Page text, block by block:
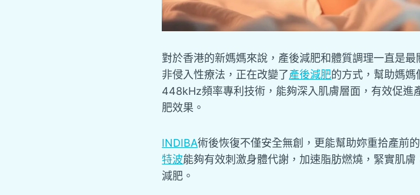
對於香港的新媽媽來說，產後減肥和體質調理一直是最
非侵入性療法，正在改變了產後減肥的方式，幫助媽
448kHz頻率專利技術，能夠深入肌膚層面，有效促進
肥效果。
INDIBA術後恢復不僅安全無創，更能幫助妳重拾產前
特波能夠有效刺激身體代謝，加速脂肪燃燒，緊實肌
減肥。